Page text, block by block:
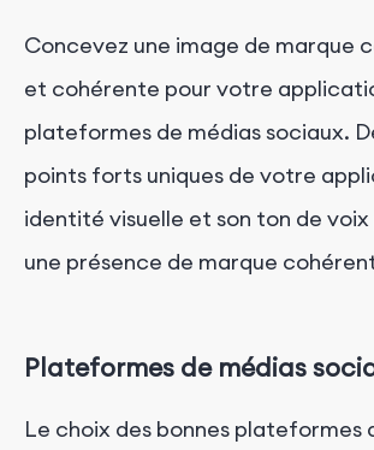
Concevez une image de marque
et cohérente pour votre
plateformes de médias sociaux.
points forts uniques de votre
identité visuelle et son ton de
une présence de marque
Plateformes de médias
Le choix des bonnes plateformes